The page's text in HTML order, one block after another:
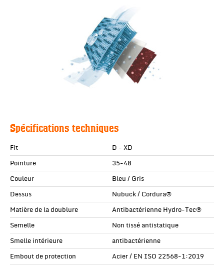
Spécifications techniques
Fit
D - XD
Pointure
35-48
Couleur
Bleu / Gris
Dessus
Nubuck / Cordura®
Matière de la doublure
Antibactérienne Hydro-Tec®
Semelle
Non tissé antistatique
Smelle intérieure
antibactérienne
Embout de protection
Acier / EN ISO 22568-1:2019